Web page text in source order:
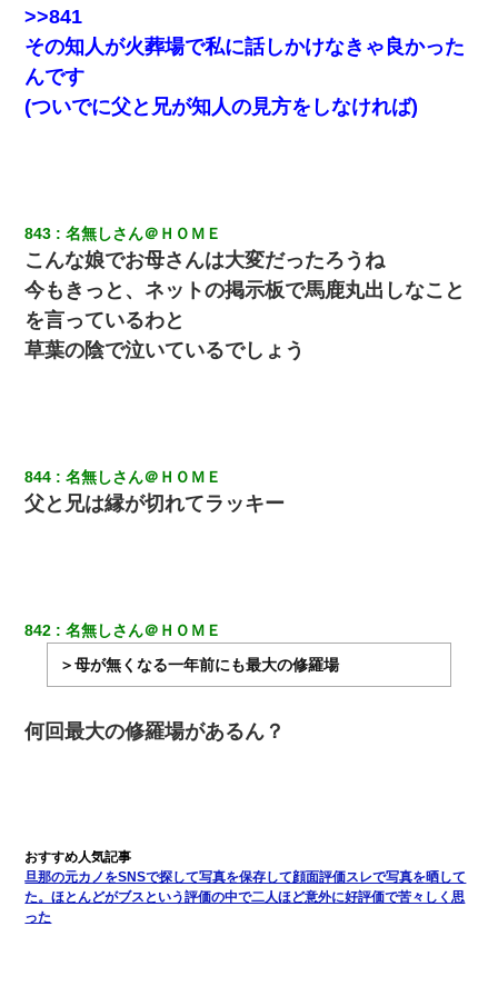
【衝撃】嫁父の会社に勤続１０年、手取り１４万 → 俺「２２万も
らえる会社から誘われた。転職したい」義父「クビ！（激怒」嫁
「離婚！（激怒」
すか？」
彼氏家「うちは墨入れるのが伝統だから。お前も彫れ」 → 結果…
>>841
その知人が火葬場で私に話しかけなきゃ良かった
んです
(ついでに父と兄が知人の見方をしなければ)
843 名無しさん＠ＨＯＭＥ
こんな娘でお母さんは大変だったろうね
今もきっと、ネットの掲示板で馬鹿丸出しなこと
を言っているわと
草葉の陰で泣いているでしょう
844 名無しさん＠ＨＯＭＥ
父と兄は縁が切れてラッキー
842
名無しさん＠ＨＯＭＥ
＞母が無くなる一年前にも最大の修羅場
何回最大の修羅場があるん？
旦那の元カノをSNSで探して写真を保存して顔面評価スレで写真を晒して
た。ほとんどがブスという評価の中で二人ほど意外に好評価で苦々しく思
った